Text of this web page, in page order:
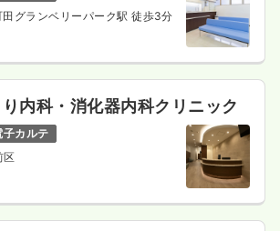
グランベリーパーク駅 徒歩3分
内科・消化器内科クリニック
子カルテ
区